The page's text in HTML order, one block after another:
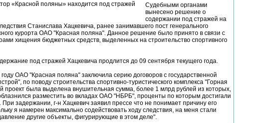
Судебными органами
вынесено решение о
содержании под стражей на
Станислава Хацкевича, ранее занимавшего пост генерального
курорта ОАО "Красная поляна". Данное решение было принято в связи с
хищения бюджетных средств, выделенных на строительство спортивного
под стражей Хацкевича продлится до 09 сентября текущего года.
году ОАО "Красная поляна" заключила серию договоров с государственной
по поводу строительства спортивно-туристического комплекса "Горная
проект была выделена внушительная сумма, более 1 млрд рублей из которых,
разместить во вкладах ОАО "НБРБ", проценты по которым достигали
При задержании, г-н Хацкевич заявил прессе что не понимает причину его
я намерен максимально содействовать ходу следствия, на меня стали
другие объекты, фигурирующие в этом деле".